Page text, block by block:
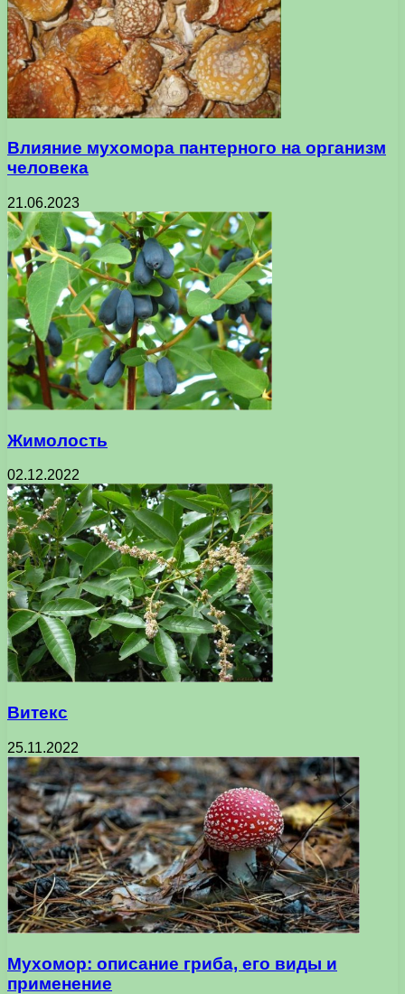
Влияние мухомора пантерного на организм
человека
21.06.2023
Жимолость
02.12.2022
Витекс
25.11.2022
Мухомор: описание гриба, его виды и
применение